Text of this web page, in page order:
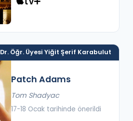
Dr. Öğr. Üyesi Yiğit Şerif Karabulut
Patch Adams
Tom Shadyac
17-18 Ocak tarihinde önerildi